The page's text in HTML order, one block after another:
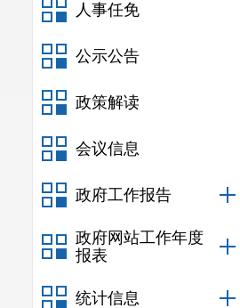
人事任免
公示公告
政策解读
会议信息
政府工作报告
政府网站工作年度
报表
统计信息